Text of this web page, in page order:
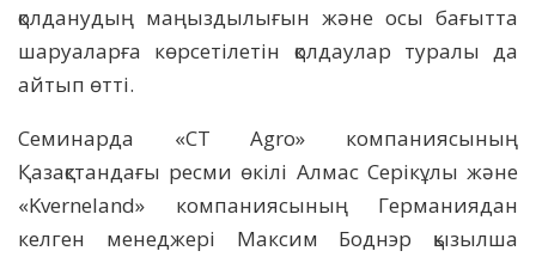
қолданудың маңыздылығын және осы бағытта
шаруаларға көрсетілетін қолдаулар туралы да
айтып өтті.
Семинарда «СТ Agro» компаниясының
Қазақстандағы ресми өкілі Алмас Серікұлы және
«Kvеrneland» компаниясының Германиядан
келген менеджері Максим Боднэр қызылша